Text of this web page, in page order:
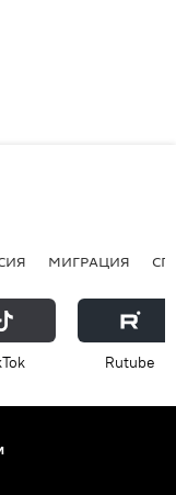
МИГРАЦИЯ
Rutube